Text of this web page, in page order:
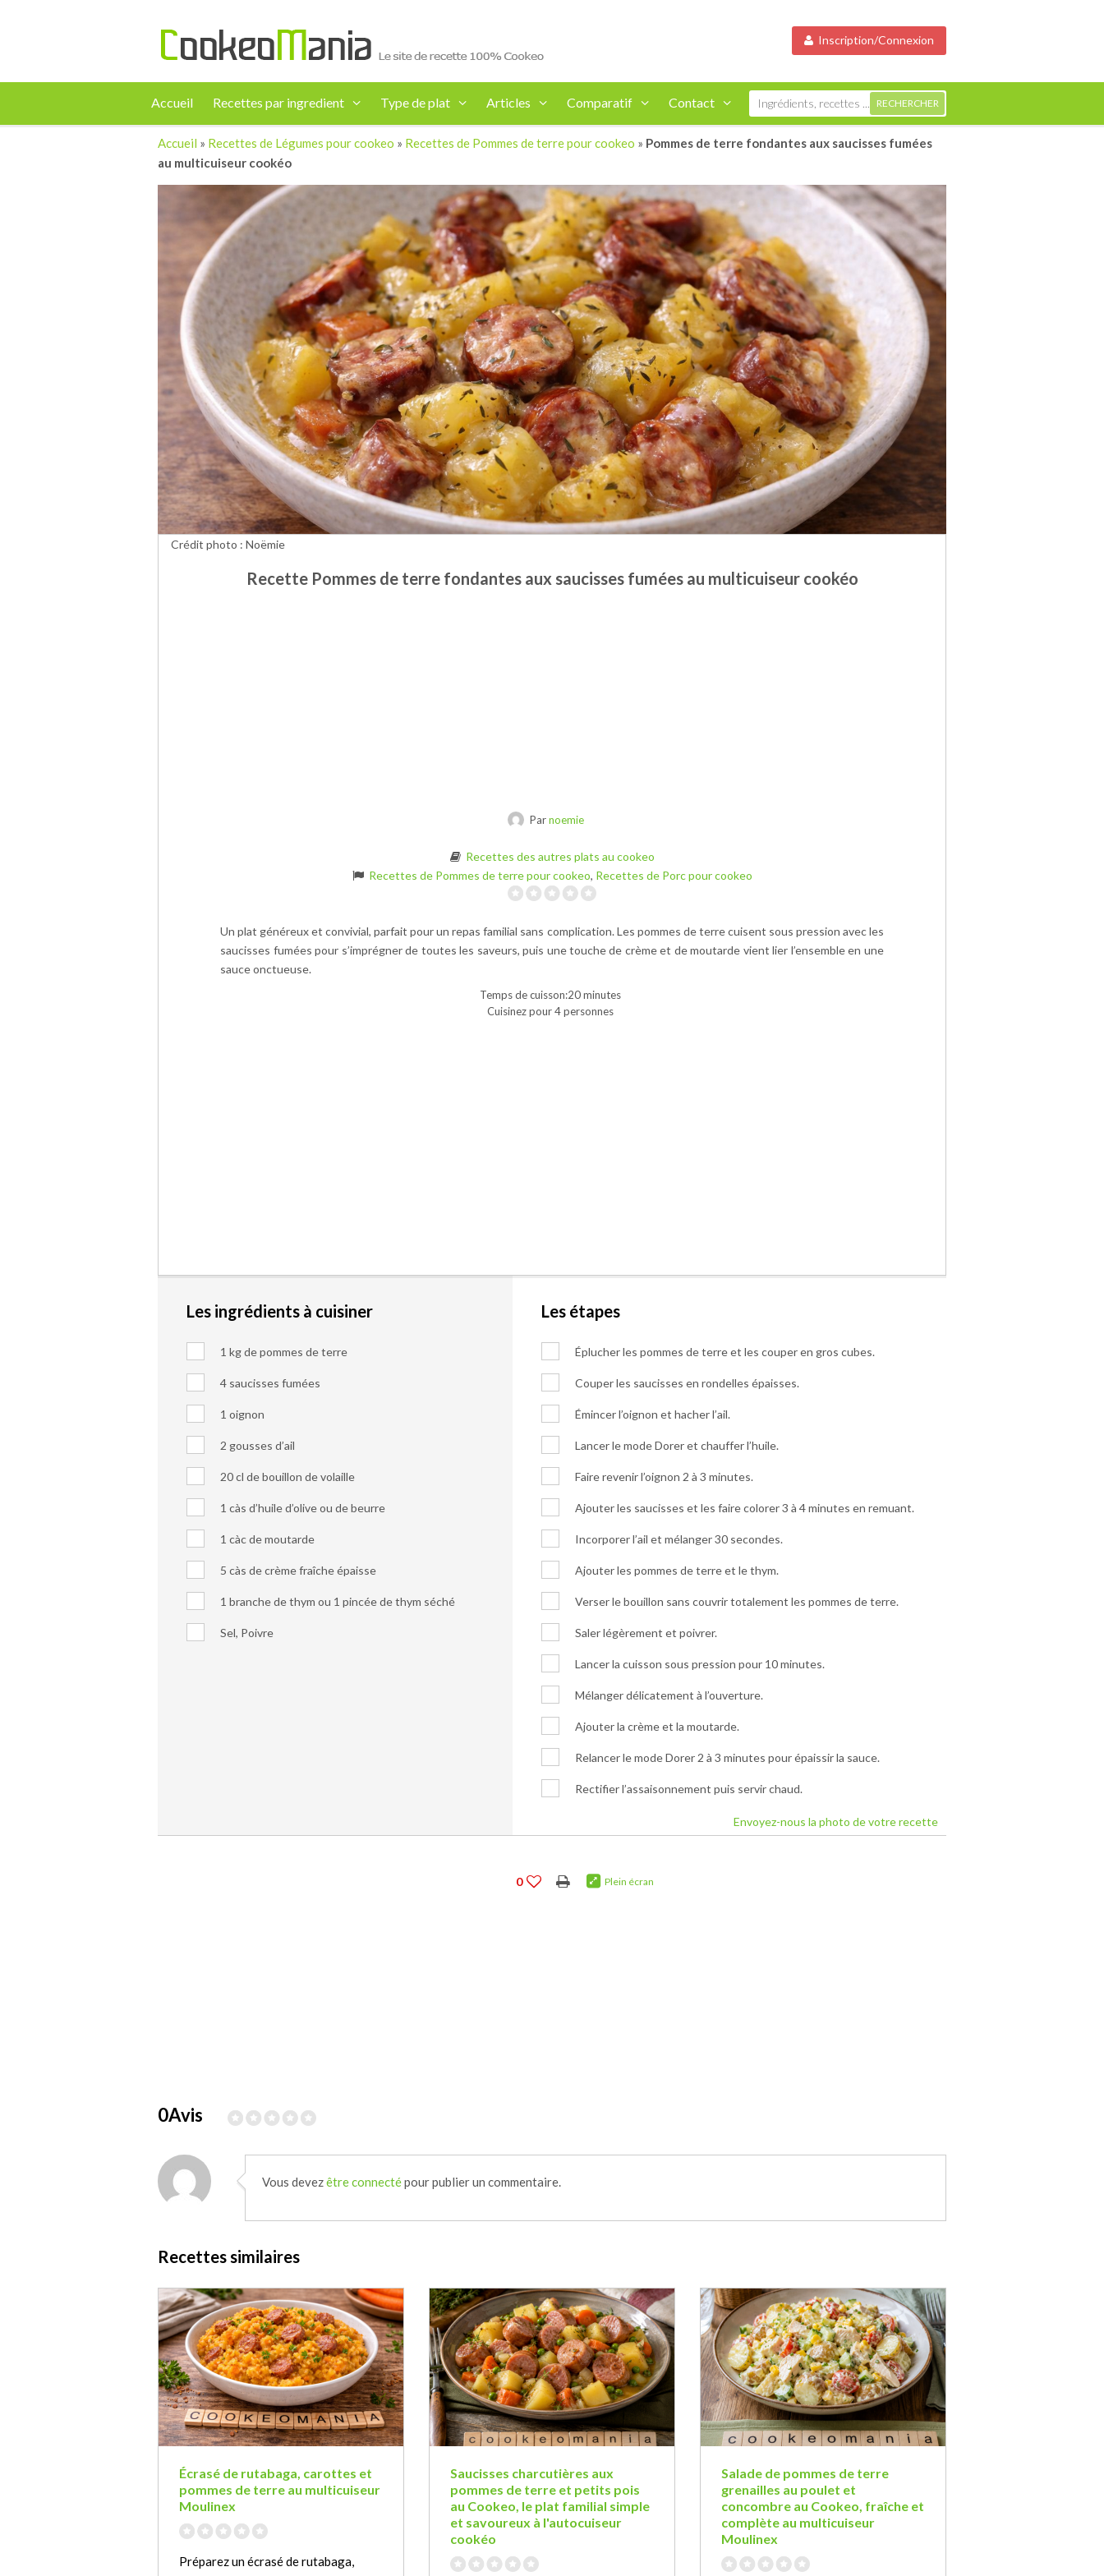
Inscription/Connexion
Accueil Recettes par ingredient Type de plat Articles Comparatif Contact
Accueil » Recettes de Légumes pour cookeo » Recettes de Pommes de terre pour cookeo » Pommes de terre fondantes aux saucisses fumées
au multicuiseur cookéo
Recette Pommes de terre fondantes aux saucisses fumées au multicuiseur cookéo
Parnoemie
Recettes des autres plats au cookeo
Recettes de Pommes de terre pour cookeo, Recettes de Porc pour cookeo
Un plat généreux et convivial, parfait pour un repas familial sans complication. Les pommes de terre cuisent sous pression avec les
saucisses fumées pour s’imprégner de toutes les saveurs, puis une touche de crème et de moutarde vient lier l’ensemble en une
sauce onctueuse.
Temps de cuisson:20 minutes
Cuisinez pour 4 personnes
Crédit photo : Noëmie
Les ingrédients à cuisiner
1 kg de pommes de terre
4 saucisses fumées
1 oignon
2 gousses d’ail
20 cl de bouillon de volaille
1 càs d’huile d’olive ou de beurre
1 càc de moutarde
5 càs de crème fraîche épaisse
1 branche de thym ou 1 pincée de thym séché
Sel, Poivre
Les étapes
Éplucher les pommes de terre et les couper en gros cubes.
Couper les saucisses en rondelles épaisses.
Émincer l’oignon et hacher l’ail.
Lancer le mode Dorer et chauffer l’huile.
Faire revenir l’oignon 2 à 3 minutes.
Ajouter les saucisses et les faire colorer 3 à 4 minutes en remuant.
Incorporer l’ail et mélanger 30 secondes.
Ajouter les pommes de terre et le thym.
Verser le bouillon sans couvrir totalement les pommes de terre.
Saler légèrement et poivrer.
Lancer la cuisson sous pression pour 10 minutes.
Mélanger délicatement à l’ouverture.
Ajouter la crème et la moutarde.
Relancer le mode Dorer 2 à 3 minutes pour épaissir la sauce.
Rectifier l’assaisonnement puis servir chaud.
Envoyez-nous la photo de votre recette
0 Plein écran
0Avis
Vous devezêtre connectépour publier un commentaire.
Recettes similaires
Écrasé de rutabaga, carottes et
pommes de terre au multicuiseur
Moulinex
Préparez un écrasé de rutabaga,
Saucisses charcutières aux
pommes de terre et petits pois
au Cookeo, le plat familial simple
et savoureux à l'autocuiseur
cookéo
Salade de pommes de terre
grenailles au poulet et
concombre au Cookeo, fraîche et
complète au multicuiseur
Moulinex